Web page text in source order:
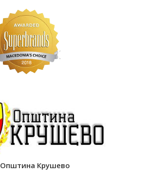
Општина Крушево